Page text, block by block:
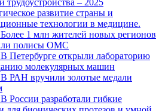
трудоустройства – 2025
развитие страны и
технологии в медицине.
1 млн жителей новых регионов
полисы ОМС
Петербурге открыли лабораторию
молекулярных машин
РАН вручили золотые медали
России разработали гибкие